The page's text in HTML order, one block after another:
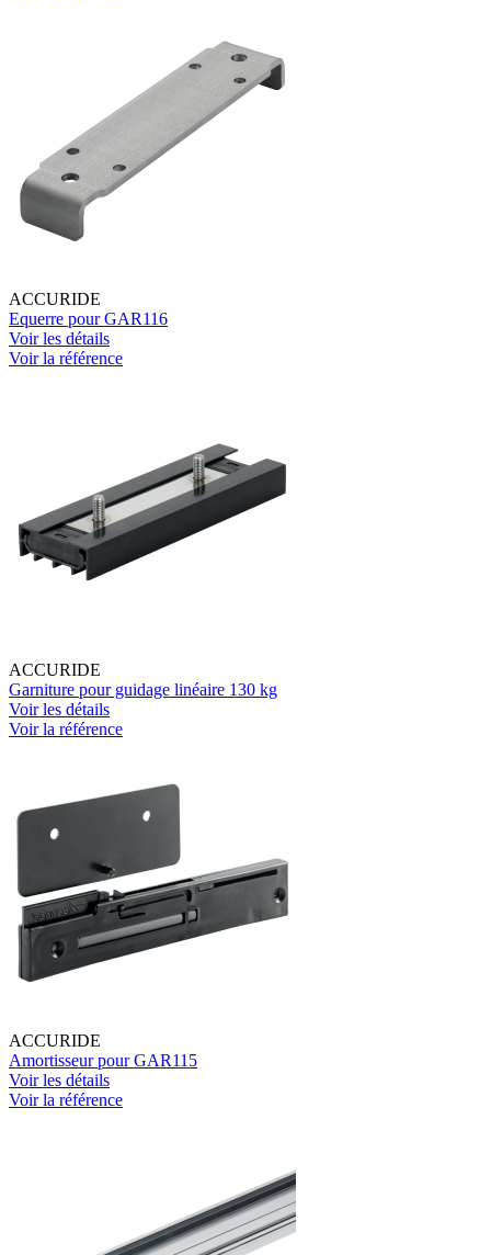
ACCURIDE
Equerre pour GAR116
Voir les détails
Voir la référence
ACCURIDE
Garniture pour guidage linéaire 130 kg
Voir les détails
Voir la référence
ACCURIDE
Amortisseur pour GAR115
Voir les détails
Voir la référence